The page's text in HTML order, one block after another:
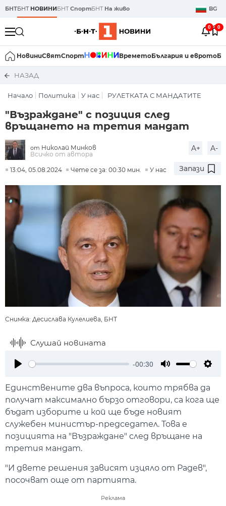
БНТБНТ НОВИНИБНТСпортБНТ На живо BG
0 0
НовиниСвятСпорт ВреметоБългария и еврото
НАЗАД
Начало Политика У нас РУЛЕТКАТА С МАНДАТИТЕ
"Възраждане" с позиция след
връщането на третия мандат
от Николай Минков
Всичко от автора
A+ A-
13:04, 05.08.2024 Чете се за: 00:30 мин. У нас Запази
Снимка: Десислава Кулелиева, БНТ
Слушай новината
-00:30
Единствените два въпроса, които трябва да
получат максимално бързо отговори, са кога ще
бъдат изборите и кой ще бъде новият
служебен министър-председател. Това е
позицията на "Възраждане" след връщане на
третия мандат.
"И двете решения зависят изцяло от Радев",
посочват още от партията.
Реклама